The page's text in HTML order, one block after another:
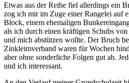
Etwas aus der Reihe fiel allerdings ein
zog ich mir im Zuge einer Rangelei auf
Block, einem ehemaligen
als ich durch einen kräftigen Schubs
und mich abstützen wollte. Der Bruch
Zinkleimverband waren für Wochen
aber ohne sonderliche Folgen gut ab.
und ich interessant.